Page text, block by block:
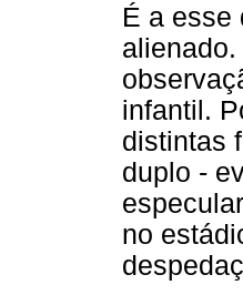
É a esse
infantil.
distintas
duplo -
no